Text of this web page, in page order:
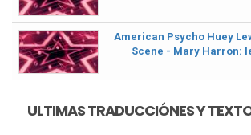
American Psycho Huey
Scene - Mary Harron:
ULTIMAS TRADUCCIÓNES Y